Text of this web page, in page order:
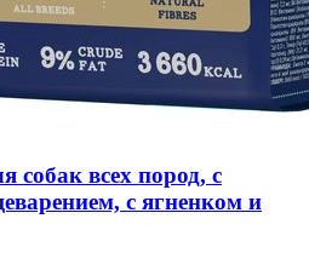
собак всех пород, с
с ягненком и